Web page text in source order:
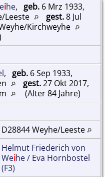
ihe, geb. 6 Mrz 1933,
Leeste
gest.8 Jul
Kirchweyhe
, geb. 6 Sep 1933,
gest.27 Okt 2017,
(Alter 84 Jahre)
D28844 Weyhe/Leeste
Helmut Friederich von
Weihe / Eva Hornbostel
(F3)